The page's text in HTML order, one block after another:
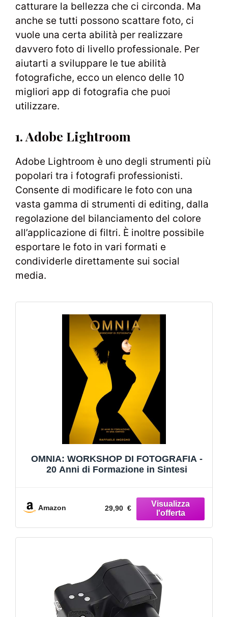
catturare la bellezza che ci circonda. Ma
anche se tutti possono scattare foto, ci
vuole una certa abilità per realizzare
davvero foto di livello professionale. Per
aiutarti a sviluppare le tue abilità
fotografiche, ecco un elenco delle 10
migliori app di fotografia che puoi
utilizzare.
1. Adobe Lightroom
Adobe Lightroom è uno degli strumenti più
popolari tra i fotografi professionisti.
Consente di modificare le foto con una
vasta gamma di strumenti di editing, dalla
regolazione del bilanciamento del colore
all’applicazione di filtri. È inoltre possibile
esportare le foto in vari formati e
condividerle direttamente sui social
media.
OMNIA: WORKSHOP DI FOTOGRAFIA -
20 Anni di Formazione in Sintesi
Amazon 29,90 €